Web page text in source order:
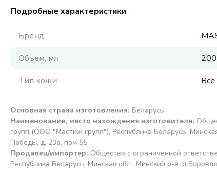
Подробные характеристики
Бренд
Объем, мл
200
Тип кожи
Основная страна изготовления: Беларусь
Наименование, место нахождения изготовителя:
групп (ООО "Мастиж групп"), Республика Беларусь,
Победы, д. 23а, пом 55
Продавец/импортер: Общество с ограниченной
Республика Беларусь, Минская обл., Минский р-н, д